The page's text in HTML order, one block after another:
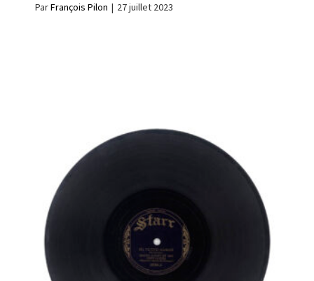
ParFrançois Pilon | 27 juillet 2023